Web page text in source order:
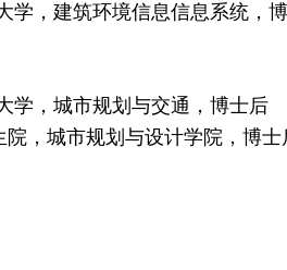
学，建筑环境信息信息系统，
学，城市规划与交通，博士后
院，城市规划与设计学院，博士